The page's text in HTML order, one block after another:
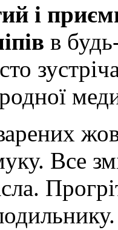
і
в
Все